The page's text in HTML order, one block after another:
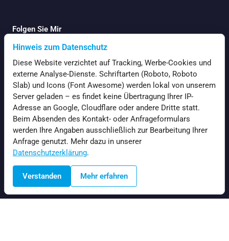
Folgen Sie Mir
Navigation
Startseite
Aktuelles
Über mich
Kontakt
Hinweis zum Datenschutz
Diese Website verzichtet auf Tracking, Werbe-Cookies und
externe Analyse-Dienste. Schriftarten (Roboto, Roboto
Slab) und Icons (Font Awesome) werden lokal von unserem
Server geladen – es findet keine Übertragung Ihrer IP-
Adresse an Google, Cloudflare oder andere Dritte statt.
Beim Absenden des Kontakt- oder Anfrageformulars
werden Ihre Angaben ausschließlich zur Bearbeitung Ihrer
Anfrage genutzt. Mehr dazu in unserer
Datenschutzerklärung.
Verstanden Mehr erfahren